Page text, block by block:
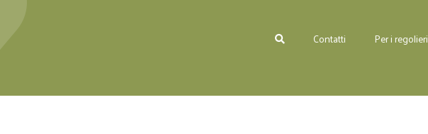
Contatti Per i regolieri